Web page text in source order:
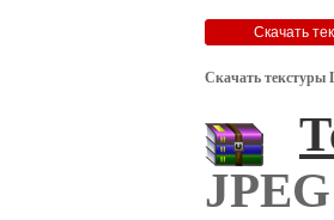
Скачать текстуры